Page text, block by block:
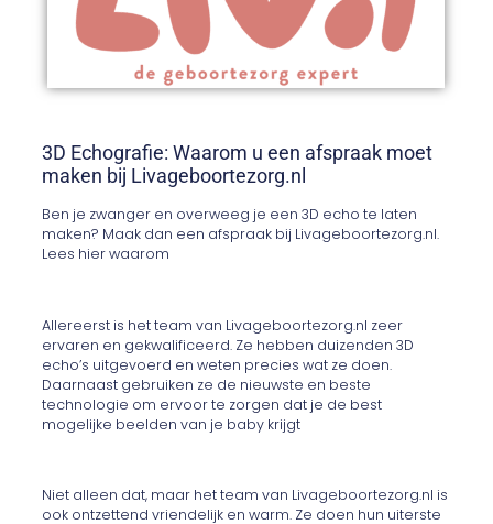
3D Echografie: Waarom u een afspraak moet
maken bij Livageboortezorg.nl
Ben je zwanger en overweeg je een 3D echo te laten
maken? Maak dan een afspraak bij Livageboortezorg.nl.
Lees hier waarom
Allereerst is het team van Livageboortezorg.nl zeer
ervaren en gekwalificeerd. Ze hebben duizenden 3D
echo’s uitgevoerd en weten precies wat ze doen.
Daarnaast gebruiken ze de nieuwste en beste
technologie om ervoor te zorgen dat je de best
mogelijke beelden van je baby krijgt
Niet alleen dat, maar het team van Livageboortezorg.nl is
ook ontzettend vriendelijk en warm. Ze doen hun uiterste